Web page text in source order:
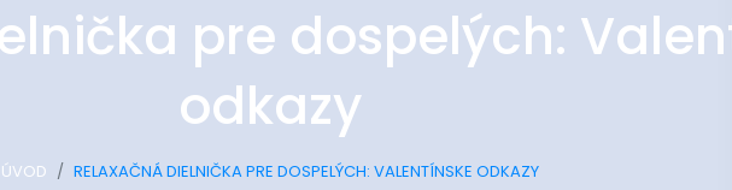
pre dospelých:
odkazy
ÚVOD RELAXAČNÁ DIELNIČKA PRE DOSPELÝCH: VALENTÍNSKE ODKAZY